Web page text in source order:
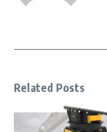
Related Posts